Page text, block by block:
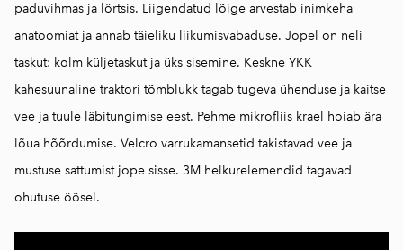
paduvihmas ja lörtsis. Liigendatud lõige arvestab inimkeha
anatoomiat ja annab täieliku liikumisvabaduse. Jopel on neli
taskut: kolm küljetaskut ja üks sisemine. Keskne YKK
kahesuunaline traktori tõmblukk tagab tugeva ühenduse ja kaitse
vee ja tuule läbitungimise eest. Pehme mikrofliis krael hoiab ära
lõua hõõrdumise. Velcro varrukamansetid takistavad vee ja
mustuse sattumist jope sisse. 3M helkurelemendid tagavad
ohutuse öösel.